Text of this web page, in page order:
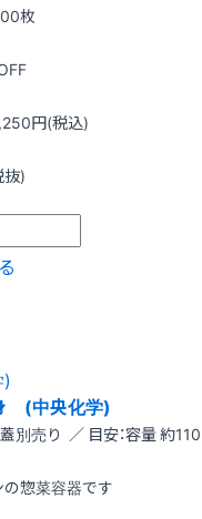
枚
円(税込)
抜)
(中央化学)
別売り ／ 目安：容量 約
惣菜容器です